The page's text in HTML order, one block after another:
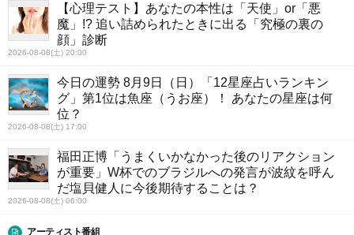
【心理テスト】あなたの本性は「天使」or「悪
魔」!? 追い詰められたときに出る「究極の裏の
顔」診断
2026-08-08(土) 20:00
今日の運勢 8月9日（日）「12星座占いランキン
グ」第1位は魚座（うお座）！ あなたの星座は何
位？
2026-08-08(土) 17:00
福田正博「うまくいかなかった後のリアクション
が重要」W杯でのブラジルへの発言が波紋を呼ん
だ塩貝健人に今後期待することは？
2026-08-08(土) 06:00
アーティスト番組